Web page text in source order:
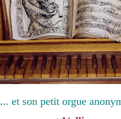
... et son petit orgue